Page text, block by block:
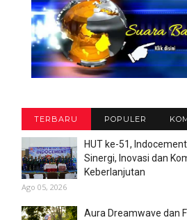
TERBARU POPULER
HUT ke-51,
Sinergi, Inovasi dan
Keberlanjutan
Ago 05, 2026
Aura Dreamwave dan